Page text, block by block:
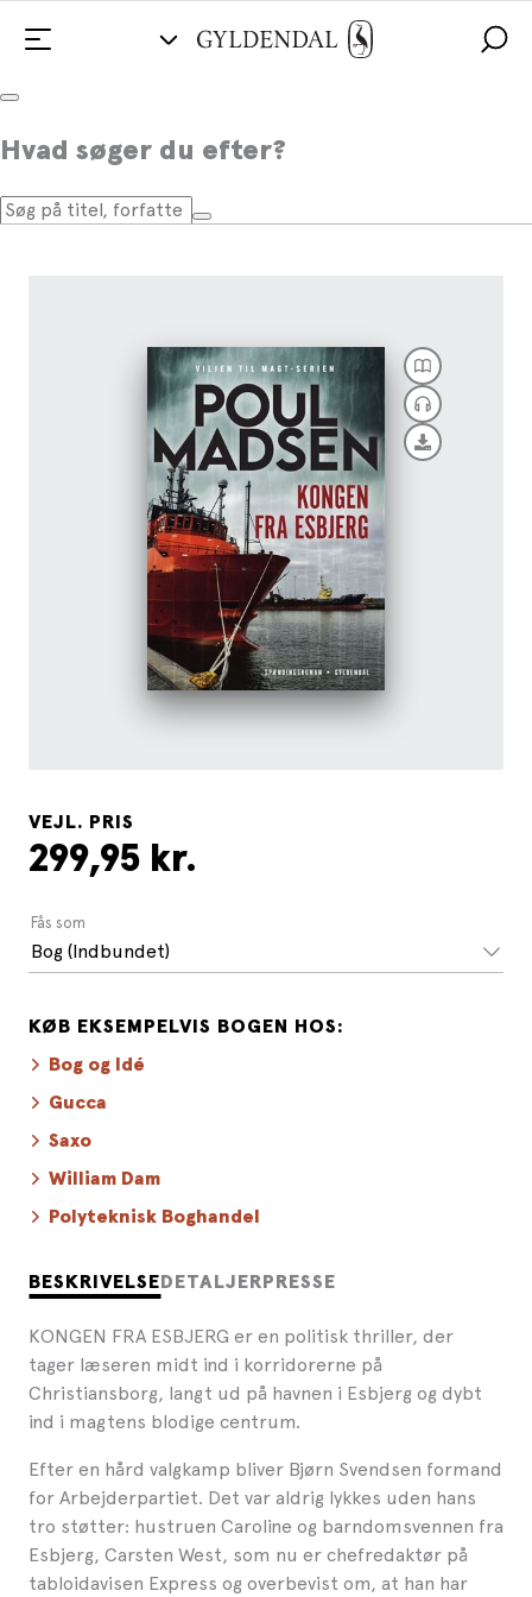
Hvad søger du efter?
Kongen fra Esbjerg
BESKRIVELSE DETALJER PRESSE
KONGEN FRA ESBJERG er en politisk thriller, der
tager læseren midt ind i korridorerne på
Christiansborg, langt ud på havnen i Esbjerg og dybt
ind i magtens blodige centrum.
Efter en hård valgkamp bliver Bjørn Svendsen formand
for Arbejderpartiet. Det var aldrig lykkes uden hans
tro støtter: hustruen Caroline og barndomsvennen fra
Esbjerg, Carsten West, som nu er chefredaktør på
tabloidavisen Express og overbevist om, at han har
VEJL. PRIS
299,95 kr.
Fås som
Bog (Indbundet)
KØB EKSEMPELVIS BOGEN HOS:
Bog og Idé
Gucca
Saxo
William Dam
Polyteknisk Boghandel